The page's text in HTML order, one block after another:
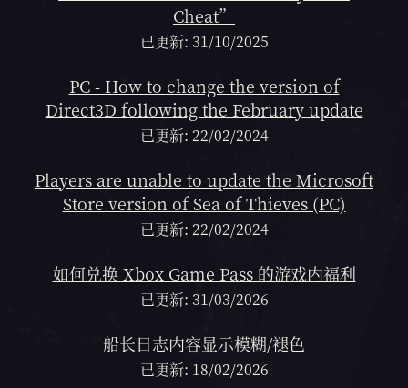
Cheat”
已更新: 31/10/2025
PC - How to change the version of
Direct3D following the February update
已更新: 22/02/2024
Players are unable to update the Microsoft
Store version of Sea of Thieves (PC)
已更新: 22/02/2024
如何兑换 Xbox Game Pass 的游戏内福利
已更新: 31/03/2026
船长日志内容显示模糊/褪色
已更新: 18/02/2026